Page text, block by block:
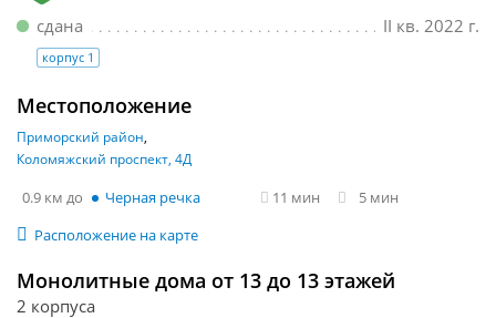
II кв. 2022 г.
сдана
корпус 1
Местоположение
Приморский район
Коломяжский проспект, 4Д
0.9 км Черная речка 11 мин
5 мин
Расположение на карте
Монолитные дома от 13 до 13 этажей
2 корпуса